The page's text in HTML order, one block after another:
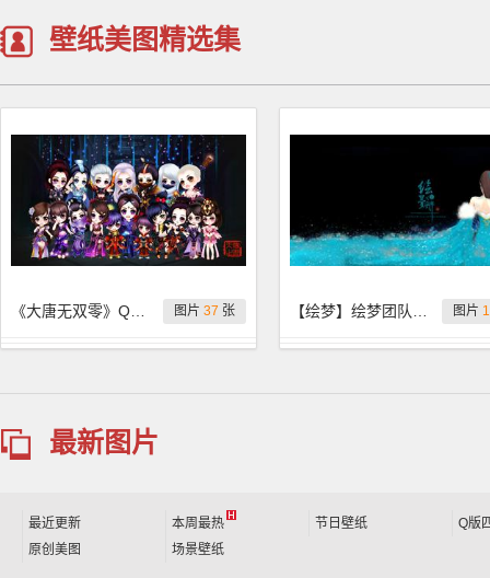
壁纸美图精选集
图片 37 张 图片
最新图片
最近更新 本周最热 节日壁纸
Q版
原创美图
场景壁纸